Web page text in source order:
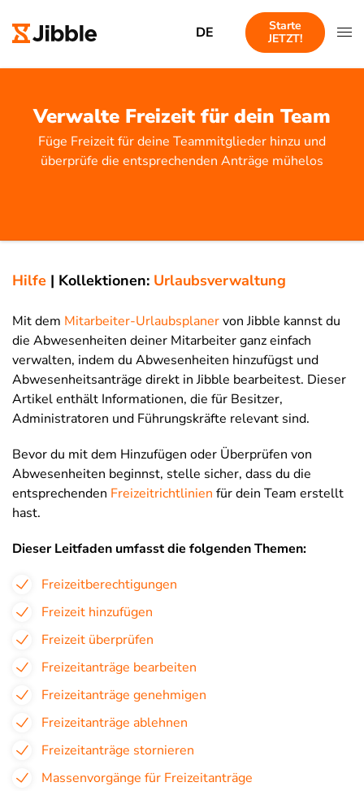
DE
Starte
JETZT!
Verwalte Freizeit für dein Team
Füge Freizeit für deine Teammitglieder hinzu und
überprüfe die entsprechenden Anträge mühelos
Hilfe | Kollektionen: Urlaubsverwaltung
Mit dem Mitarbeiter-Urlaubsplanervon Jibble kannst du
die Abwesenheiten deiner Mitarbeiter ganz einfach
verwalten, indem du Abwesenheiten hinzufügst und
Abwesenheitsanträge direkt in Jibble bearbeitest. Dieser
Artikel enthält Informationen, die für Besitzer,
Administratoren und Führungskräfte relevant sind.
Bevor du mit dem Hinzufügen oder Überprüfen von
Abwesenheiten beginnst, stelle sicher, dass du die
entsprechenden Freizeitrichtlinien für dein Team erstellt
hast.
Dieser Leitfaden umfasst die folgenden Themen:
Freizeitberechtigungen
Freizeit hinzufügen
Freizeit überprüfen
Freizeitanträge bearbeiten
Freizeitanträge genehmigen
Freizeitanträge ablehnen
Freizeitanträge stornieren
Massenvorgänge für Freizeitanträge